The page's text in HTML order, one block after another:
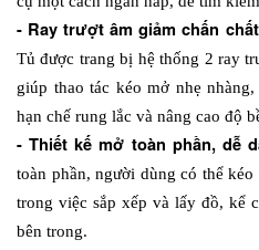
Tủ được trang bị hệ thống 2 ray
giúp thao tác kéo mở nhẹ
hạn chế rung lắc và nâng cao độ
- Thiết kế mở toàn phần, dễ
toàn phần, người dùng có thể
trong việc sắp xếp và lấy đồ, kể
bên trong.